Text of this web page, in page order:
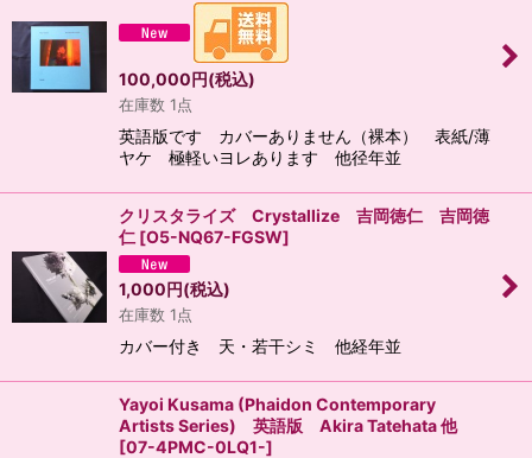
100,000円(税込)
在庫数 1点
英語版です カバーありません（裸本） 表紙/薄
ヤケ 極軽いヨレあります 他径年並
クリスタライズ Crystallize 吉岡徳仁 吉岡徳
仁 [O5-NQ67-FGSW]
1,000円(税込)
在庫数 1点
カバー付き 天・若干シミ 他経年並
Yayoi Kusama (Phaidon Contemporary
Artists Series) 英語版 Akira Tatehata 他
[07-4PMC-0LQ1-]